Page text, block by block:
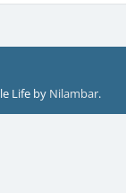
Life by Nilambar.